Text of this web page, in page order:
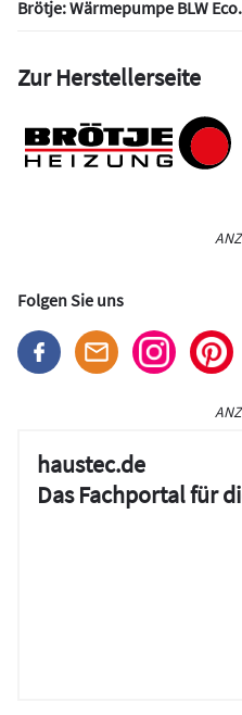
Brötje: Wärmepumpe BLW
Zur Herstellerseite
Folgen Sie uns
haustec.de
Das Fachportal für